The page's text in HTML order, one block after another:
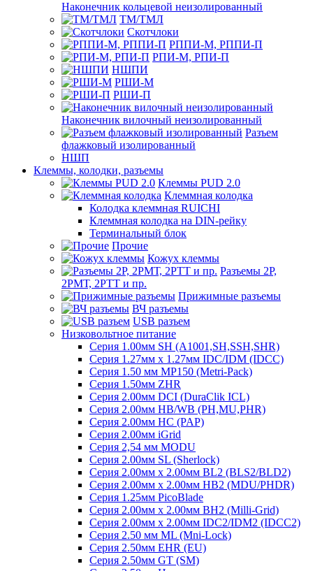
Наконечник кольцевой неизолированный
ТМ/ТМЛ
Скотчлоки
РППИ-М, РППИ-П
РПИ-М, РПИ-П
НШПИ
РШИ-М
РШИ-П
Наконечник вилочный неизолированный
Разъем
флажковый изолированный
НШП
Клеммы, колодки, разъемы
Клеммы PUD 2.0
Клеммная колодка
Колодка клеммная RUICHI
Клеммная колодка на DIN-рейку
Терминальный блок
Прочие
Кожух клеммы
Разъемы 2Р,
2РМТ, 2РТТ и пр.
Прижимные разъемы
ВЧ разъемы
USB разъем
Низковольтное питание
Серия 1.00мм SH (A1001,SH,SSH,SHR)
Серия 1.27мм x 1.27мм IDC/IDM (IDCC)
Серия 1.50 мм MP150 (Metri-Pack)
Серия 1.50мм ZHR
Серия 2.00мм DCI (DuraClik ICL)
Серия 2.00мм HB/WB (PH,MU,PHR)
Серия 2.00мм HC (PAP)
Серия 2.00мм iGrid
Серия 2,54 мм MODU
Серия 2.00мм SL (Sherlock)
Серия 2.00мм x 2.00мм BL2 (BLS2/BLD2)
Серия 2.00мм x 2.00мм HB2 (MDU/PHDR)
Серия 1.25мм PicoBlade
Серия 2.00мм х 2.00мм BH2 (Milli-Grid)
Серия 2.00мм х 2.00мм IDC2/IDM2 (IDCC2)
Серия 2.50 мм ML (Mni-Lock)
Серия 2.50мм EHR (EU)
Серия 2.50мм GT (SM)